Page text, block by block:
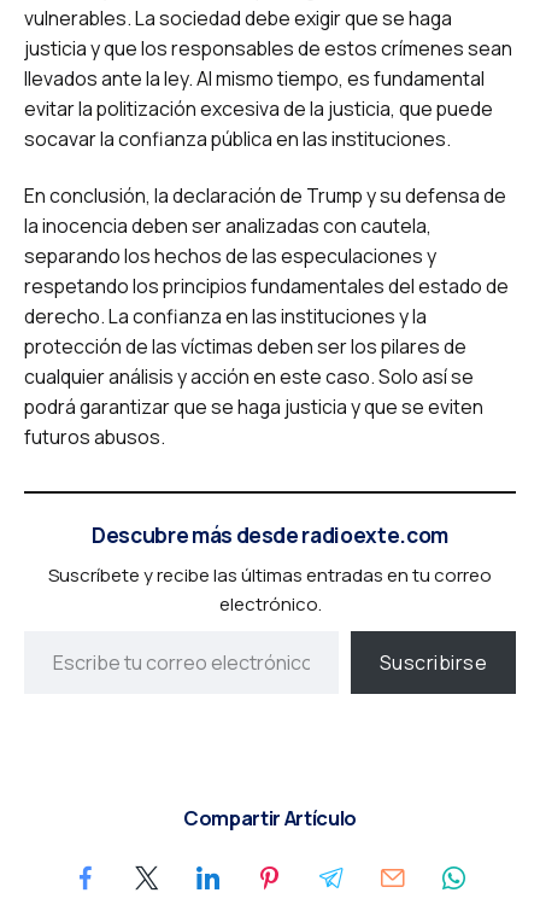
vulnerables. La sociedad debe exigir que se haga
justicia y que los responsables de estos crímenes sean
llevados ante la ley. Al mismo tiempo, es fundamental
evitar la politización excesiva de la justicia, que puede
socavar la confianza pública en las instituciones.
En conclusión, la declaración de Trump y su defensa de
la inocencia deben ser analizadas con cautela,
separando los hechos de las especulaciones y
respetando los principios fundamentales del estado de
derecho. La confianza en las instituciones y la
protección de las víctimas deben ser los pilares de
cualquier análisis y acción en este caso. Solo así se
podrá garantizar que se haga justicia y que se eviten
futuros abusos.
Descubre más desde radioexte.com
Suscríbete y recibe las últimas entradas en tu correo
electrónico.
Suscribirse
Compartir Artículo